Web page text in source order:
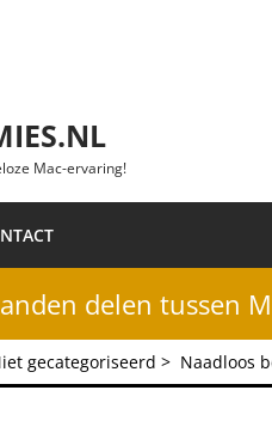
Mac-ervaring!
delen tussen
gecategoriseerd > Naadloos